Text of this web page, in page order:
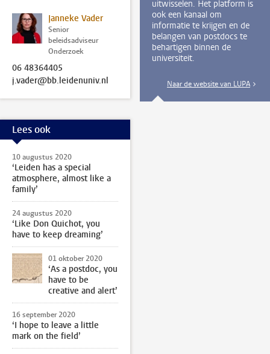
Janneke Vader
Senior
beleidsadviseur
Onderzoek
06 48364405
j.vader@bb.leidenuniv.nl
uitwisselen. Het platform is
ook een kanaal om
informatie te krijgen en de
belangen van postdocs te
behartigen binnen de
universiteit.
Naar de website van LUPA
Lees ook
10 augustus 2020
‘Leiden has a special
atmosphere, almost like a
family’
24 augustus 2020
‘Like Don Quichot, you
have to keep dreaming’
01 oktober 2020
‘As a postdoc, you
have to be
creative and alert’
16 september 2020
‘I hope to leave a little
mark on the field’